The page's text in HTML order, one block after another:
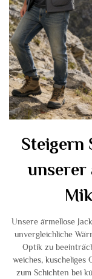
Steigern
unserer
Unsere ärmellose
unvergleichliche
Optik zu
weiches, kuscheliges
zum Schichten bei